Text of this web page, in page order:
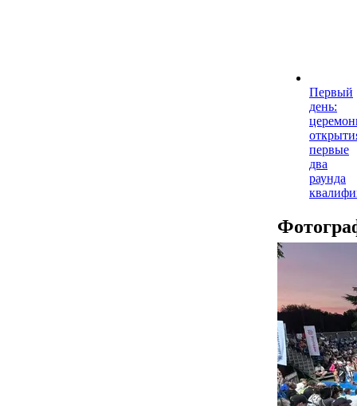
Первый
день:
первые
два
раунда